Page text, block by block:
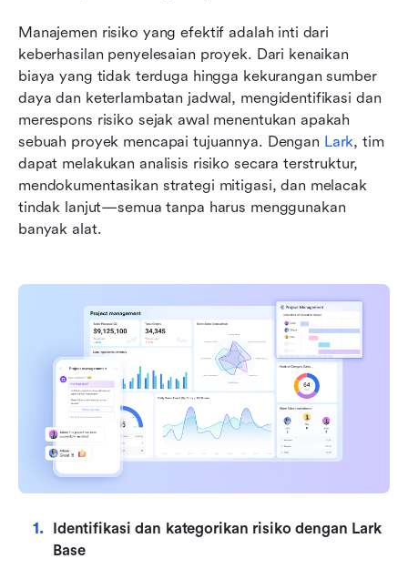
Manajemen risiko yang efektif adalah inti dari
keberhasilan penyelesaian proyek. Dari kenaikan
biaya yang tidak terduga hingga kekurangan sumber
daya dan keterlambatan jadwal, mengidentifikasi dan
merespons risiko sejak awal menentukan apakah
sebuah proyek mencapai tujuannya. Dengan Lark, tim
dapat melakukan analisis risiko secara terstruktur,
mendokumentasikan strategi mitigasi, dan melacak
tindak lanjut—semua tanpa harus menggunakan
banyak alat.
Identifikasi dan kategorikan risiko dengan Lark
Base